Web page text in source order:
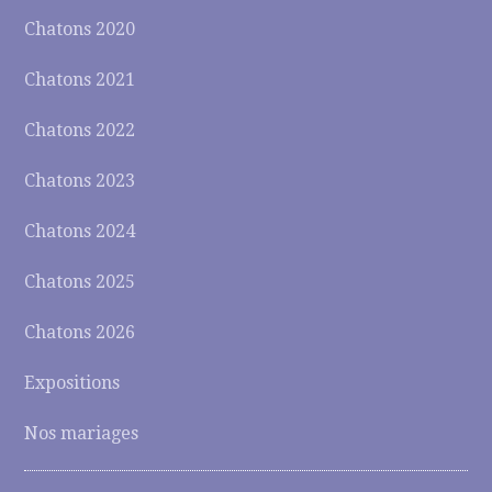
Chatons 2020
Chatons 2021
Chatons 2022
Chatons 2023
Chatons 2024
Chatons 2025
Chatons 2026
Expositions
Nos mariages